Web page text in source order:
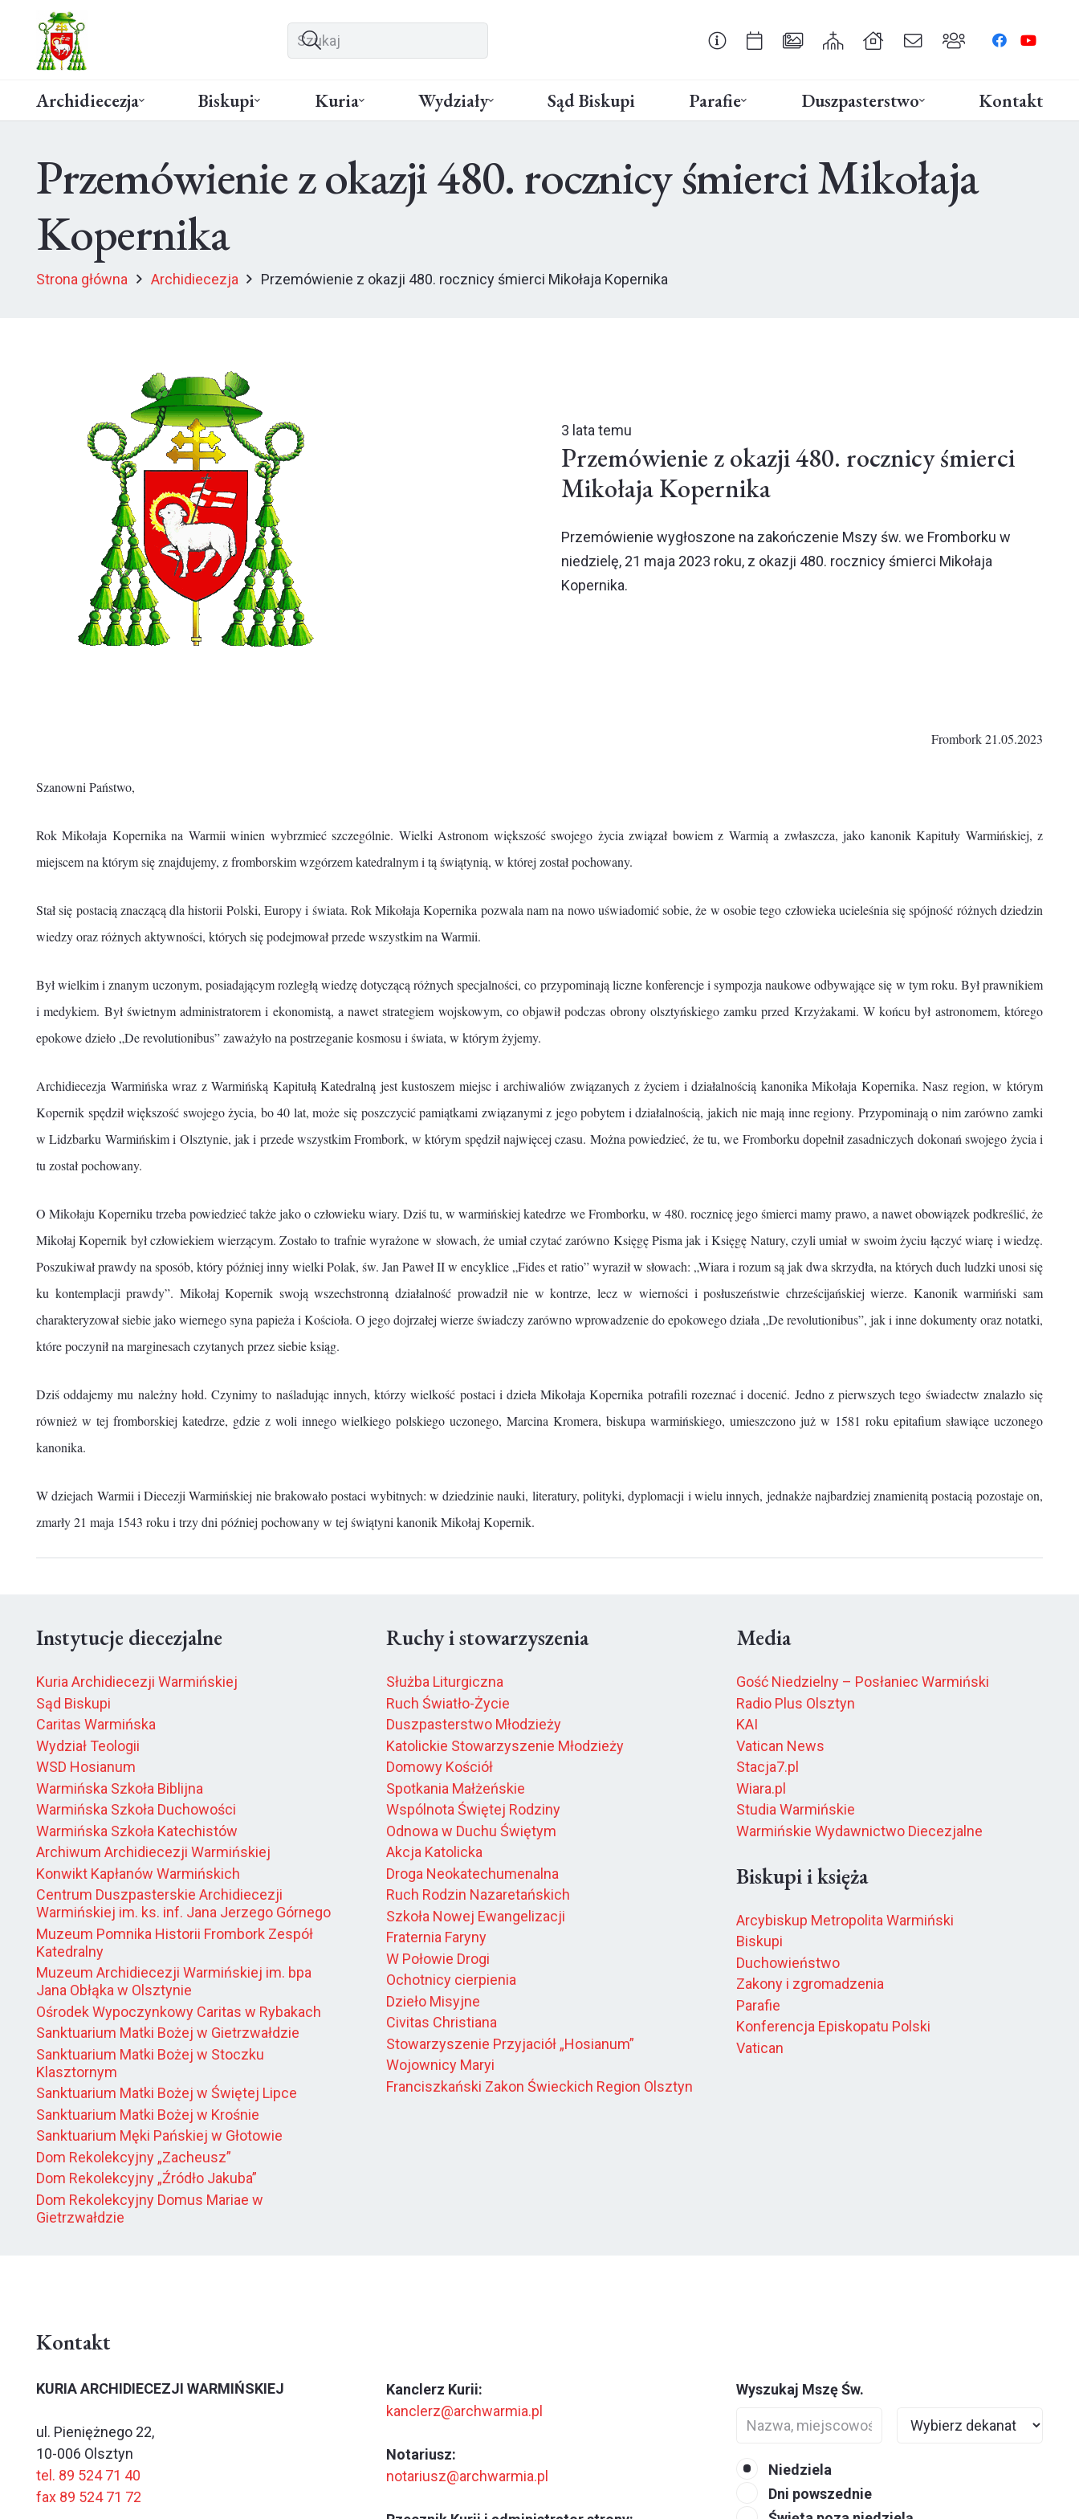
Archidiecezja Biskupi Kuria Wydziały Sąd Biskupi Parafie Duszpasterstwo Kontakt
Przemówienie z okazji 480. rocznicy śmierci Mikołaja
Kopernika
Strona główna Archidiecezja Przemówienie z okazji 480. rocznicy śmierci Mikołaja Kopernika
3 lata temu
Przemówienie z okazji 480. rocznicy śmierci
Mikołaja Kopernika
Przemówienie wygłoszone na zakończenie Mszy św. we Fromborku w
niedzielę, 21 maja 2023 roku, z okazji 480. rocznicy śmierci Mikołaja
Kopernika.
Frombork 21.05.2023
Szanowni Państwo,
Rok Mikołaja Kopernika na Warmii winien wybrzmieć szczególnie. Wielki Astronom większość swojego życia związał bowiem z Warmią a zwłaszcza, jako kanonik Kapituły Warmińskiej, z
miejscem na którym się znajdujemy, z fromborskim wzgórzem katedralnym i tą świątynią, w której został pochowany.
Stał się postacią znaczącą dla historii Polski, Europy i świata. Rok Mikołaja Kopernika pozwala nam na nowo uświadomić sobie, że w osobie tego człowieka ucieleśnia się spójność różnych dziedzin
wiedzy oraz różnych aktywności, których się podejmował przede wszystkim na Warmii.
Był wielkim i znanym uczonym, posiadającym rozległą wiedzę dotyczącą różnych specjalności, co przypominają liczne konferencje i sympozja naukowe odbywające się w tym roku. Był prawnikiem
i medykiem. Był świetnym administratorem i ekonomistą, a nawet strategiem wojskowym, co objawił podczas obrony olsztyńskiego zamku przed Krzyżakami. W końcu był astronomem, którego
epokowe dzieło „De revolutionibus” zaważyło na postrzeganie kosmosu i świata, w którym żyjemy.
Archidiecezja Warmińska wraz z Warmińską Kapitułą Katedralną jest kustoszem miejsc i archiwaliów związanych z życiem i działalnością kanonika Mikołaja Kopernika. Nasz region, w którym
Kopernik spędził większość swojego życia, bo 40 lat, może się poszczycić pamiątkami związanymi z jego pobytem i działalnością, jakich nie mają inne regiony. Przypominają o nim zarówno zamki
w Lidzbarku Warmińskim i Olsztynie, jak i przede wszystkim Frombork, w którym spędził najwięcej czasu. Można powiedzieć, że tu, we Fromborku dopełnił zasadniczych dokonań swojego życia i
tu został pochowany.
O Mikołaju Koperniku trzeba powiedzieć także jako o człowieku wiary. Dziś tu, w warmińskiej katedrze we Fromborku, w 480. rocznicę jego śmierci mamy prawo, a nawet obowiązek podkreślić, że
Mikołaj Kopernik był człowiekiem wierzącym. Zostało to trafnie wyrażone w słowach, że umiał czytać zarówno Księgę Pisma jak i Księgę Natury, czyli umiał w swoim życiu łączyć wiarę i wiedzę.
Poszukiwał prawdy na sposób, który później inny wielki Polak, św. Jan Paweł II w encyklice „Fides et ratio” wyraził w słowach: „Wiara i rozum są jak dwa skrzydła, na których duch ludzki unosi się
ku kontemplacji prawdy”. Mikołaj Kopernik swoją wszechstronną działalność prowadził nie w kontrze, lecz w wierności i posłuszeństwie chrześcijańskiej wierze. Kanonik warmiński sam
charakteryzował siebie jako wiernego syna papieża i Kościoła. O jego dojrzałej wierze świadczy zarówno wprowadzenie do epokowego działa „De revolutionibus”, jak i inne dokumenty oraz notatki,
które poczynił na marginesach czytanych przez siebie ksiąg.
Dziś oddajemy mu należny hołd. Czynimy to naśladując innych, którzy wielkość postaci i dzieła Mikołaja Kopernika potrafili rozeznać i docenić. Jedno z pierwszych tego świadectw znalazło się
również w tej fromborskiej katedrze, gdzie z woli innego wielkiego polskiego uczonego, Marcina Kromera, biskupa warmińskiego, umieszczono już w 1581 roku epitafium sławiące uczonego
kanonika.
W dziejach Warmii i Diecezji Warmińskiej nie brakowało postaci wybitnych: w dziedzinie nauki, literatury, polityki, dyplomacji i wielu innych, jednakże najbardziej znamienitą postacią pozostaje on,
zmarły 21 maja 1543 roku i trzy dni później pochowany w tej świątyni kanonik Mikołaj Kopernik.
Instytucje diecezjalne
Kuria Archidiecezji Warmińskiej
Sąd Biskupi
Caritas Warmińska
Wydział Teologii
WSD Hosianum
Warmińska Szkoła Biblijna
Warmińska Szkoła Duchowości
Warmińska Szkoła Katechistów
Archiwum Archidiecezji Warmińskiej
Konwikt Kapłanów Warmińskich
Centrum Duszpasterskie Archidiecezji
Warmińskiej im. ks. inf. Jana Jerzego Górnego
Muzeum Pomnika Historii Frombork Zespół
Katedralny
Muzeum Archidiecezji Warmińskiej im. bpa
Jana Obłąka w Olsztynie
Ośrodek Wypoczynkowy Caritas w Rybakach
Sanktuarium Matki Bożej w Gietrzwałdzie
Sanktuarium Matki Bożej w Stoczku
Klasztornym
Sanktuarium Matki Bożej w Świętej Lipce
Sanktuarium Matki Bożej w Krośnie
Sanktuarium Męki Pańskiej w Głotowie
Dom Rekolekcyjny „Zacheusz”
Dom Rekolekcyjny „Źródło Jakuba”
Dom Rekolekcyjny Domus Mariae w
Gietrzwałdzie
Ruchy i stowarzyszenia
Służba Liturgiczna
Ruch Światło-Życie
Duszpasterstwo Młodzieży
Katolickie Stowarzyszenie Młodzieży
Domowy Kościół
Spotkania Małżeńskie
Wspólnota Świętej Rodziny
Odnowa w Duchu Świętym
Akcja Katolicka
Droga Neokatechumenalna
Ruch Rodzin Nazaretańskich
Szkoła Nowej Ewangelizacji
Fraternia Faryny
W Połowie Drogi
Ochotnicy cierpienia
Dzieło Misyjne
Civitas Christiana
Stowarzyszenie Przyjaciół „Hosianum”
Wojownicy Maryi
Franciszkański Zakon Świeckich Region Olsztyn
Media
Gość Niedzielny – Posłaniec Warmiński
Radio Plus Olsztyn
KAI
Vatican News
Stacja7.pl
Wiara.pl
Studia Warmińskie
Warmińskie Wydawnictwo Diecezjalne
Biskupi i księża
Arcybiskup Metropolita Warmiński
Biskupi
Duchowieństwo
Zakony i zgromadzenia
Parafie
Konferencja Episkopatu Polski
Vatican
Kontakt
KURIA ARCHIDIECEZJI WARMIŃSKIEJ
ul. Pieniężnego 22,
10-006 Olsztyn
tel. 89 524 71 40
fax 89 524 71 72
Kanclerz Kurii:
kanclerz@archwarmia.pl
Notariusz:
notariusz@archwarmia.pl
Wyszukaj Mszę Św.
Niedziela
Dni powszednie